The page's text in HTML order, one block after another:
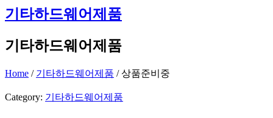
기타하드웨어제품
기타하드웨어제품
Home / 기타하드웨어제품 / 상품준비중
Category: 기타하드웨어제품